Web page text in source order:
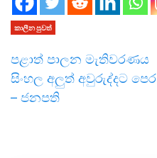
කාලීන පුවත්
පළාත් පාලන මැතිවරණය
සිංහල අලුත් අවුරුද්දට පෙර
– ජනපති